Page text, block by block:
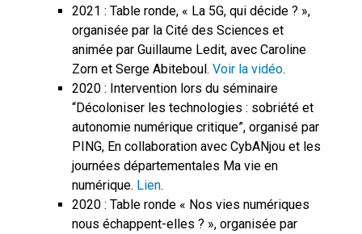
2021 : Table ronde, « La 5G, qui décide ? »,
organisée par la Cité des Sciences et
animée par Guillaume Ledit, avec Caroline
Zorn et Serge Abiteboul. Voir la vidéo.
2020 : Intervention lors du séminaire
“Décoloniser les technologies : sobriété et
autonomie numérique critique”, organisé par
PING, En collaboration avec CybANjou et les
journées départementales Ma vie en
numérique. Lien.
2020 : Table ronde « Nos vies numériques
nous échappent-elles ? », organisée par